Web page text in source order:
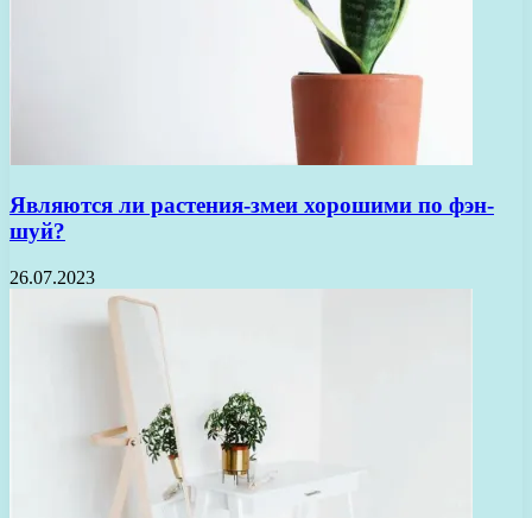
Являются ли растения-змеи хорошими по фэн-
шуй?
26.07.2023